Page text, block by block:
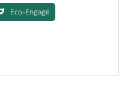
Eco-Engagé